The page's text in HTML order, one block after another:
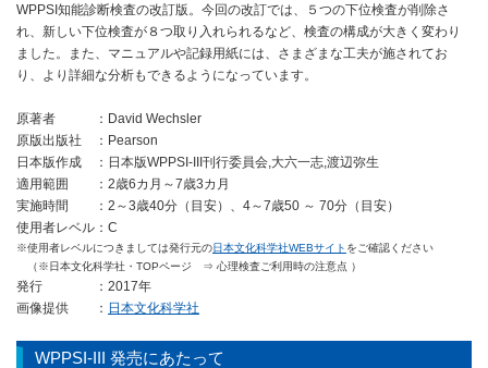
WPPSI知能診断検査の改訂版。今回の改訂では、５つの下位検査が削除さ
れ、新しい下位検査が８つ取り入れられるなど、検査の構成が大きく変わり
ました。また、マニュアルや記録用紙には、さまざまな工夫が施されてお
り、より詳細な分析もできるようになっています。
原著者 ：David Wechsler
原版出版社 ：Pearson
日本版作成 ：日本版WPPSI-III刊行委員会,大六一志,渡辺弥生
適用範囲 ：2歳6カ月～7歳3カ月
実施時間 ：2～3歳40分（目安）、4～7歳50 ～ 70分（目安）
使用者レベル：C
※使用者レベルにつきましては発行元の日本文化科学社WEBサイト をご確認ください
（※日本文化科学社・TOPページ ⇒ 心理検査ご利用時の注意点 ）
発行 ：2017年
画像提供 ： 日本文化科学社
WPPSI-III 発売にあたって